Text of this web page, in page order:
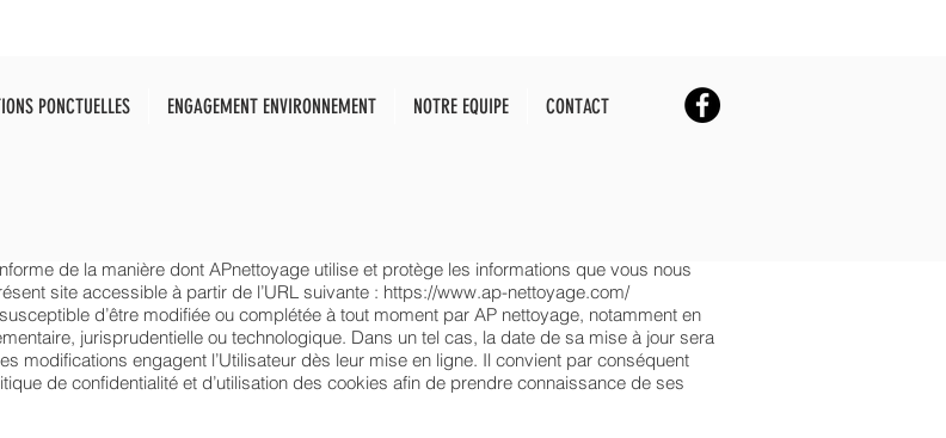
PONCTUELLES ENGAGEMENT ENVIRONNEMENT NOTRE EQUIPE CONTACT
de la manière dont APnettoyage utilise et protège les informations que vous nous
site accessible à partir de l’URL suivante : https://www.ap-nettoyage.com/
d’être modifiée ou complétée à tout moment par AP nettoyage, notamment en
jurisprudentielle ou technologique. Dans un tel cas, la date de sa mise à jour sera
modifications engagent l’Utilisateur dès leur mise en ligne. Il convient par conséquent
de confidentialité et d’utilisation des cookies afin de prendre connaissance de ses